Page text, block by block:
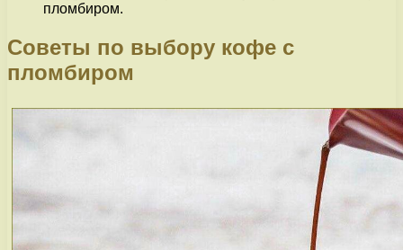
пломбиром.
Советы по выбору кофе с
пломбиром